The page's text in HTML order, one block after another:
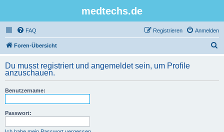
medtechs.de
FAQ Anmelden
Registrieren
Foren-Übersicht
h
Du musst registriert und angemeldet sein, um Profile
anzuschauen.
Benutzername:
Passwort: